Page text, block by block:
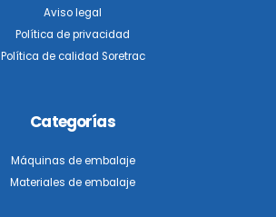
Aviso legal
Política de privacidad
Política de calidad Soretrac
Categorías
Máquinas de embalaje
Materiales de embalaje